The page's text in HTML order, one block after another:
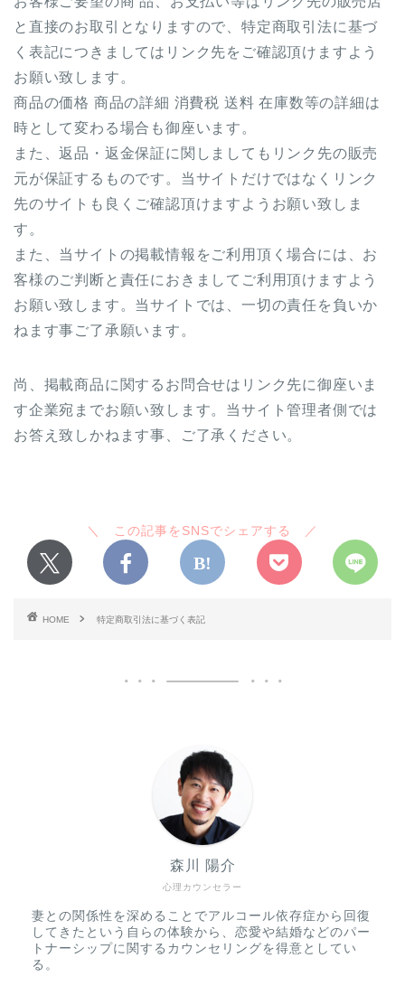
と直接のお取引となりますので、特定商取引法に基づ
く表記につきましてはリンク先をご確認頂けますよう
お願い致します。
商品の価格 商品の詳細 消費税 送料 在庫数等の詳細は
時として変わる場合も御座います。
また、返品・返金保証に関しましてもリンク先の販売
元が保証するものです。当サイトだけではなくリンク
先のサイトも良くご確認頂けますようお願い致しま
す。
また、当サイトの掲載情報をご利用頂く場合には、お
客様のご判断と責任におきましてご利用頂けますよう
お願い致します。当サイトでは、一切の責任を負いか
ねます事ご了承願います。
尚、掲載商品に関するお問合せはリンク先に御座いま
す企業宛までお願い致します。当サイト管理者側では
お答え致しかねます事、ご了承ください。
HOME 特定商取引法に基づく表記
心理カウンセラー
森川 陽介
妻との関係性を深めることでアルコール依存症から回復
してきたという自らの体験から、恋愛や結婚などのパー
トナーシップに関するカウンセリングを得意としてい
る。